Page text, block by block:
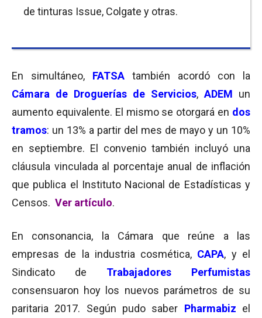
de tinturas Issue, Colgate y otras.
En simultáneo, FATSA también acordó con la
Cámara de Droguerías de Servicios, ADEM un
aumento equivalente. El mismo se otorgará en dos
tramos: un 13% a partir del mes de mayo y un 10%
en septiembre. El convenio también incluyó una
cláusula vinculada al porcentaje anual de inflación
que publica el Instituto Nacional de Estadísticas y
Censos. Ver artículo.
En consonancia, la Cámara que reúne a las
empresas de la industria cosmética, CAPA, y el
Sindicato de Trabajadores Perfumistas
consensuaron hoy los nuevos parámetros de su
paritaria 2017. Según pudo saber Pharmabiz el